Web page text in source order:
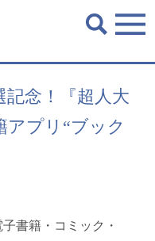
記念！『超人大
アプリ“ブック